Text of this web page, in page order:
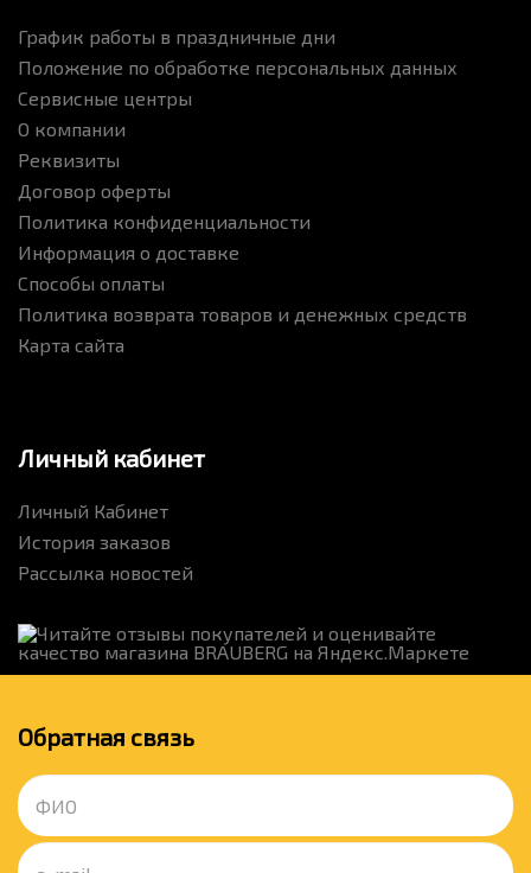
График работы в праздничные дни
Положение по обработке персональных данных
Сервисные центры
О компании
Реквизиты
Договор оферты
Политика конфиденциальности
Информация о доставке
Способы оплаты
Политика возврата товаров и денежных средств
Карта сайта
Личный кабинет
Личный Кабинет
История заказов
Рассылка новостей
Обратная связь